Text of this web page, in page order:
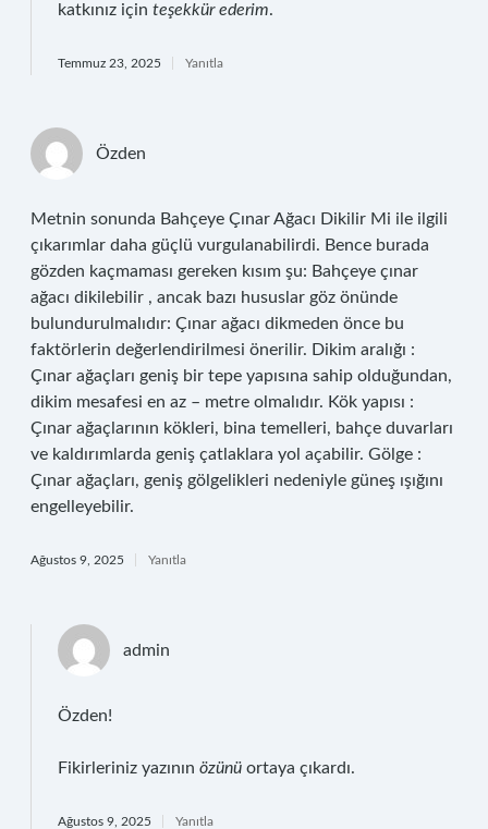
katkınız için teşekkür ederim.
Temmuz 23, 2025 Yanıtla
Özden
Metnin sonunda Bahçeye Çınar Ağacı Dikilir Mi ile ilgili
çıkarımlar daha güçlü vurgulanabilirdi. Bence burada
gözden kaçmaması gereken kısım şu: Bahçeye çınar
ağacı dikilebilir , ancak bazı hususlar göz önünde
bulundurulmalıdır: Çınar ağacı dikmeden önce bu
faktörlerin değerlendirilmesi önerilir. Dikim aralığı :
Çınar ağaçları geniş bir tepe yapısına sahip olduğundan,
dikim mesafesi en az – metre olmalıdır. Kök yapısı :
Çınar ağaçlarının kökleri, bina temelleri, bahçe duvarları
ve kaldırımlarda geniş çatlaklara yol açabilir. Gölge :
Çınar ağaçları, geniş gölgelikleri nedeniyle güneş ışığını
engelleyebilir.
Ağustos 9, 2025 Yanıtla
admin
Özden!
Fikirleriniz yazının özünü ortaya çıkardı.
Ağustos 9, 2025 Yanıtla